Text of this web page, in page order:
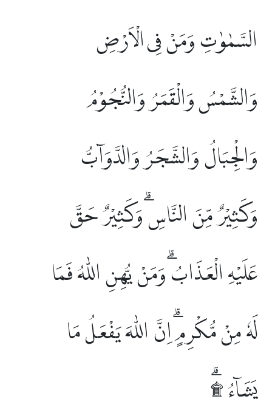
السَّمٰوٰتِ وَمَنْ فِى الْاَرْضِ
وَالشَّمْسُ وَالْقَمَرُ وَالنُّجُوْمُ
وَالْجِبَالُ وَالشَّجَرُ وَالدَّوَاۤبُّ
وَكَثِيْرٌ مِّنَ النَّاسِۗ وَكَثِيْرٌ حَقَّ
عَلَيْهِ الْعَذَابُۗ وَمَنْ يُّهِنِ اللّٰهُ فَمَا
لَهٗ مِنْ مُّكْرِمٍۗ اِنَّ اللّٰهَ يَفْعَلُ مَا
يَشَاۤءُ ۩ۗ